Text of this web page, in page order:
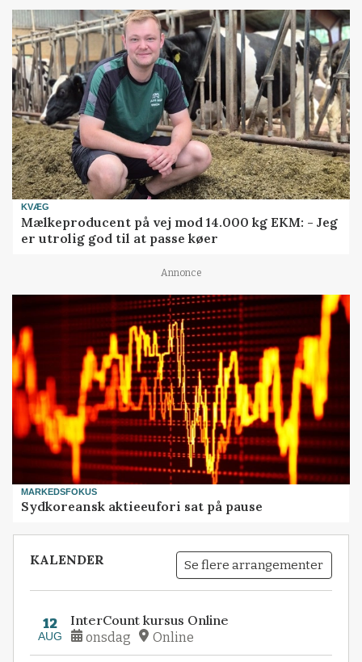
KVÆG
Mælkeproducent på vej mod 14.000 kg EKM: - Jeg
er utrolig god til at passe køer
Annonce
MARKEDSFOKUS
Sydkoreansk aktieeufori sat på pause
KALENDER Se flere arrangementer
12
AUG
InterCount kursus Online
onsdag Online